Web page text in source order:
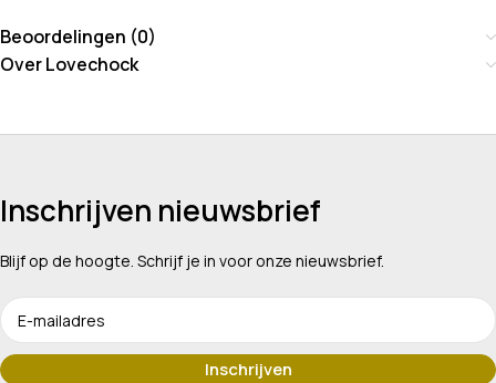
Beoordelingen (0)
Over Lovechock
Inschrijven nieuwsbrief
Blijf op de hoogte. Schrijf je in voor onze nieuwsbrief.